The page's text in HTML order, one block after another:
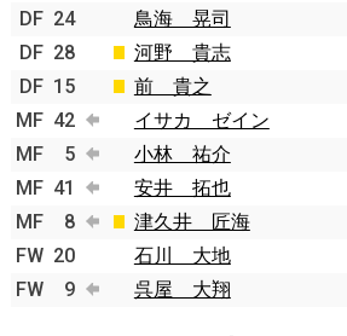
DF 24 鳥海 晃司
DF 28 河野 貴志
DF 15 前 貴之
MF 42 イサカ ゼイン
MF 5 小林 祐介
MF 41 安井 拓也
MF 8 津久井 匠海
FW 20 石川 大地
FW 9 呉屋 大翔